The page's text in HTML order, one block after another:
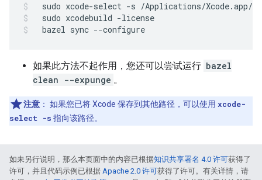
sudo xcode-select -s /Applications/Xcode.app/
sudo xcodebuild -license
bazel sync --configure
如果此方法不起作用，您还可以尝试运行 bazel
clean --expunge 。
注意 ： 如果您已将 Xcode 保存到其他路径，可以使用 xcode-
select -s 指向该路径。
如未另行说明，那么本页面中的内容已根据知识共享署名 4.0 许可获得了
许可，并且代码示例已根据 Apache 2.0 许可获得了许可。有关详情，请